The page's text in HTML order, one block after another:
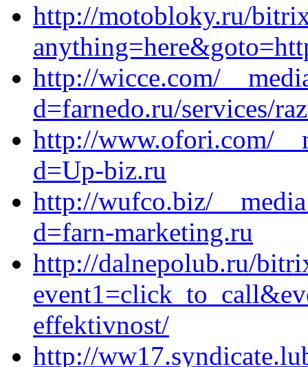
http://motobloky.ru/
http://wicce.com/
d=farnedo.ru/services/
http://www.ofori.com/
d=Up-biz.ru
http://wufco.biz/
d=farn-marketing.ru
http://dalnepolub.ru/
effektivnost/
http://